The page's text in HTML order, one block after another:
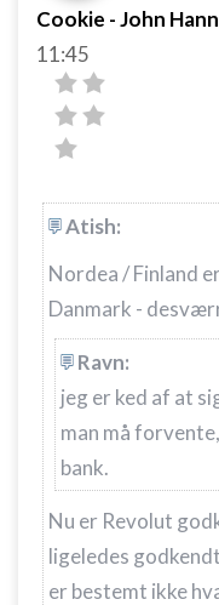
Cookie - John
11:45
Atish:
Nordea / Finland
Danmark -
Ravn:
jeg er ked af at
man må
bank.
Nu er Revolut
ligeledes
er bestemt ikke